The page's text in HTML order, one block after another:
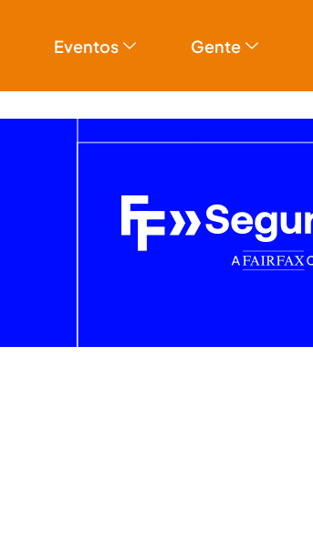
Eventos Gente